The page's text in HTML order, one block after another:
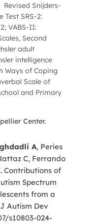
Revised Snijders-
Test SRS-2:
VABS-II:
Second
adult
intelligence
Ways of Coping
Scale of
and Primary
Center.
A, Peries
C, Ferrando
Contributions of
Spectrum
from a
Autism Dev
s10803-024-